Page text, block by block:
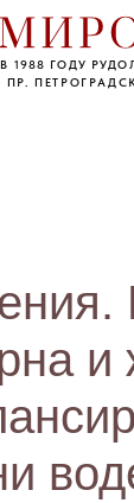
1988 ГОДУ
и